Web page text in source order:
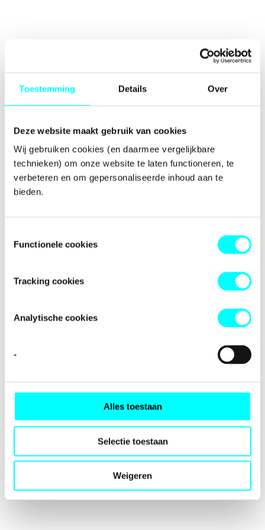
Toestemming Details Over
Deze website maakt gebruik van cookies
Wij gebruiken cookies (en daarmee vergelijkbare
technieken) om onze website te laten functioneren, te
verbeteren en om gepersonaliseerde inhoud aan te
bieden.
Functionele cookies
Tracking cookies
Analytische cookies
-
Alles toestaan
Selectie toestaan
Weigeren
-side exception has occurred while
browser consolefor